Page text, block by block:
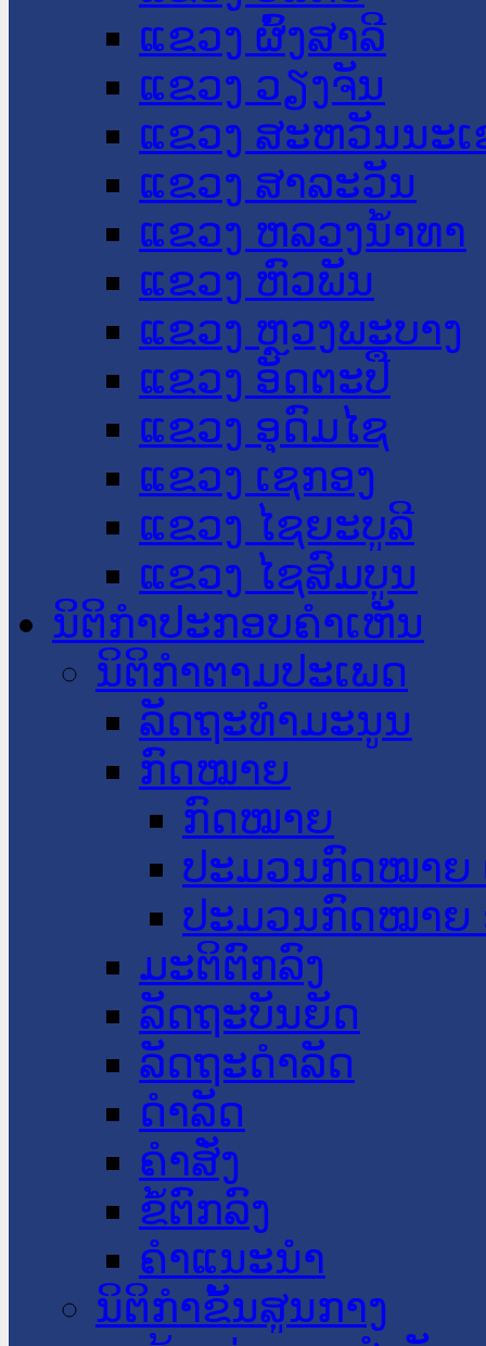
ແຂວງ ຜົ້ງສາລີ
ແຂວງ ວຽງຈັນ
ແຂວງ ສະຫວັນນະ
ແຂວງ ສາລະວັນ
ແຂວງ ຫລວງນໍ້າທາ
ແຂວງ ຫົວພັນ
ແຂວງ ຫຼວງພະບາງ
ແຂວງ ອັດຕະປື
ແຂວງ ອຸດົມໄຊ
ແຂວງ ເຊກອງ
ແຂວງ ໄຊຍະບູລີ
ແຂວງ ໄຊສົມບູນ
ນິຕິກໍາປະກອບຄໍາເຫັນ
ນິຕິກໍາຕາມປະເພດ
ລັດຖະທໍາມະນູນ
ກົດໝາຍ
ກົດໝາຍ
ປະມວນກົດໝາຍ
ປະມວນກົດໝາຍ
ມະຕິຕົກລົງ
ລັດຖະບັນຍັດ
ລັດຖະດໍາລັດ
ດໍາລັດ
ຄໍາສັ່ງ
ຂໍ້ຕົກລົງ
ຄໍາແນະນໍາ
ນິຕິກຳຂັ້ນສູນກາງ